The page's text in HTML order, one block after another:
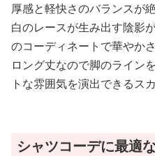
厚感と軽快さのバランスが絶
白のレースが生み出す陰影
のコーディネートで華やか
ロング丈なので脚のライン
トな雰囲気を演出できるス
シャツコーデに最適